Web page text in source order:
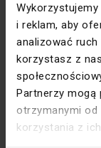
i reklam, aby
analizować
korzystasz z
Partnerzy mogą
otrzymanymi od
korzystania z ich
Rodzina
Stopień ochrony
Szerokość [mm]
Wysokość [mm]
Zabezpieczenie